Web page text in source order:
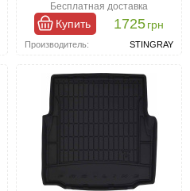
Бесплатная доставка
Купить 1725грн
Производитель: STINGRAY